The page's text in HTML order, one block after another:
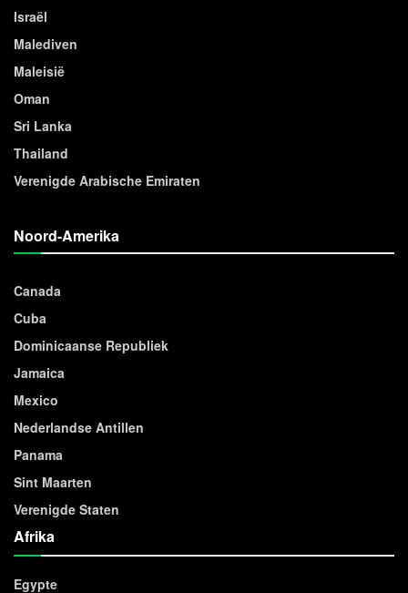
Israël
Malediven
Maleisië
Oman
Sri Lanka
Thailand
Verenigde Arabische Emiraten
Noord-Amerika
Canada
Cuba
Dominicaanse Republiek
Jamaica
Mexico
Nederlandse Antillen
Panama
Sint Maarten
Verenigde Staten
Afrika
Egypte